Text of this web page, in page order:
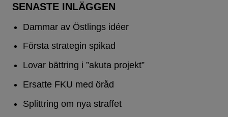
SENASTE INLÄGGEN
Dammar av Östlings idéer
Första strategin spikad
Lovar bättring i ”akuta projekt”
Ersatte FKU med öråd
Splittring om nya straffet